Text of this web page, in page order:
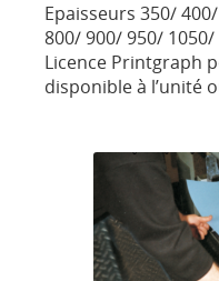
Epaisseurs 350/
800/ 900/ 950/
Licence Printgraph
disponible à l’unité